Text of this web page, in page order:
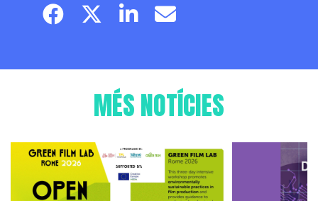
Facebook pageTwitter page
LinkedinEmail
MÉS NOTÍCIES